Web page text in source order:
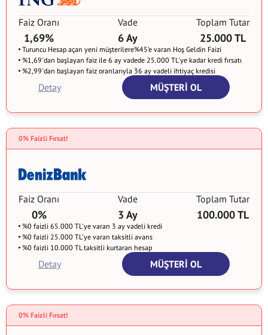
Faiz Oranı
1,69%
Vade
6 Ay
Toplam Tutar
25.000 TL
Turuncu Hesap açan yeni müşterilere%45’e varan Hoş Geldin Faizi
%1,69'dan başlayan faiz ile 6 ay vadede 25.000 TL'ye kadar kredi fırsatı
%2,99'dan başlayan faiz oranlarıyla 36 ay vadeli ihtiyaç kredisi
MÜŞTERİ OL
Detay
0% Faizli Fırsat!
Faiz Oranı
0%
Vade
3 Ay
Toplam Tutar
100.000 TL
%0 faizli 65.000 TL'ye varan 3 ay vadeli kredi
%0 faizli 25.000 TL'ye varan taksitli avans
%0 faizli 10.000 TL taksitli kurtaran hesap
MÜŞTERİ OL
Detay
0% Faizli Fırsat!